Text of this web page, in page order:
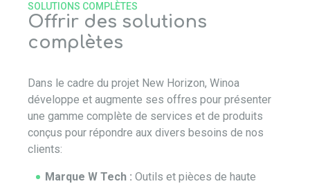
Offrir des solutions
complètes
SOLUTIONS COMPLÈTES
Dans le cadre du projet New Horizon, Winoa
développe et augmente ses offres pour présenter
une gamme complète de services et de produits
conçus pour répondre aux divers besoins de nos
clients:
Marque W Tech : Outils et pièces de haute